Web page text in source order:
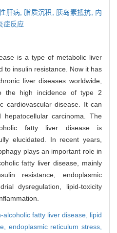
肝病, 脂质沉积, 胰岛素抵抗, 内
症反应
is a type of metabolic liver
to insulin resistance. Now it has
liver diseases worldwide,
the high incidence of type 2
cardiovascular disease. It can
carcinoma. The
fatty liver disease is
elucidated. In recent years,
plays an important role in
fatty liver disease, mainly
resistance, endoplasmic
dysregulation, lipid-toxicity
alcoholic fatty liver disease, lipid
endoplasmic reticulum stress,